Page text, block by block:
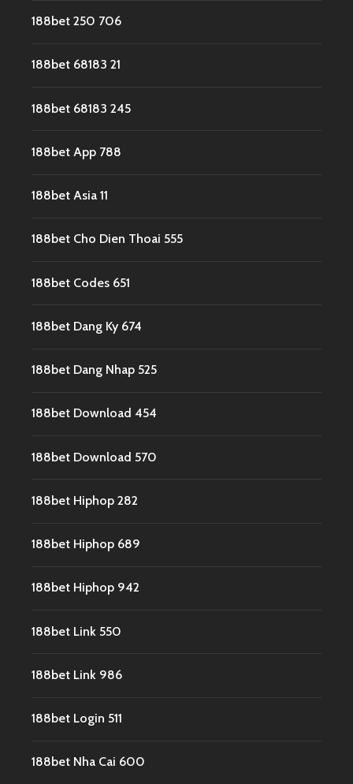
188bet 250 706
188bet 68183 21
188bet 68183 245
188bet App 788
188bet Asia 11
188bet Cho Dien Thoai 555
188bet Codes 651
188bet Dang Ky 674
188bet Dang Nhap 525
188bet Download 454
188bet Download 570
188bet Hiphop 282
188bet Hiphop 689
188bet Hiphop 942
188bet Link 550
188bet Link 986
188bet Login 511
188bet Nha Cai 600